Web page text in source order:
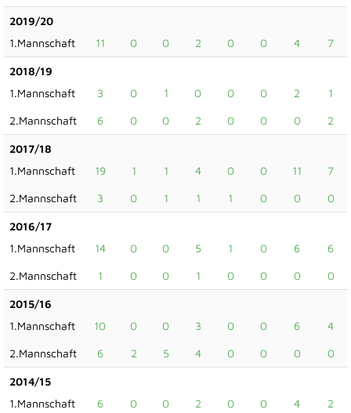
2019/20
1.Mannschaft
11 0 0 2 0 0 4 7
2018/19
1.Mannschaft
3 0 1 0 0 0 2 1
2.Mannschaft 6 0 0 2 0 0 0 2
2017/18
1.Mannschaft
19 1 1 4 0 0 11 7
2.Mannschaft 3 0 1 1 1 0 0 0
2016/17
1.Mannschaft
14 0 0 5 1 0 6 6
2.Mannschaft 1 0 0 1 0 0 0 0
2015/16
1.Mannschaft
10 0 0 3 0 0 6 4
2.Mannschaft 6 2 5 4 0 0 0 0
2014/15
1.Mannschaft
6 0 0 2 0 0 4 2